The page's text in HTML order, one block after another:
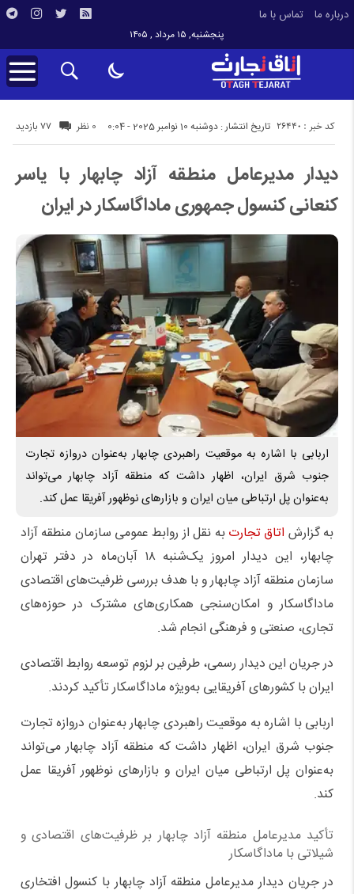
درباره ما تماس با ما
پنجشنبه, ۱۵ مرداد , ۱۴۰۵
تاریخ انتشار : دوشنبه 10 نوامبر 2025 - 0:04 77 بازدید کد خبر : 26440 0 نظر
دیدار مدیرعامل منطقه آزاد چابهار با یاسر
کنعانی کنسول جمهوری ماداگاسکار در ایران
اربابی با اشاره به موقعیت راهبردی چابهار به‌عنوان دروازه تجارت
جنوب شرق ایران، اظهار داشت که منطقه آزاد چابهار می‌تواند
به‌عنوان پل ارتباطی میان ایران و بازارهای نوظهور آفریقا عمل کند.
به گزارش اتاق تجارتبه نقل از روابط عمومی سازمان منطقه آزاد
چابهار، این دیدار امروز یک‌شنبه ۱۸ آبان‌ماه در دفتر تهران
سازمان منطقه آزاد چابهار و با هدف بررسی ظرفیت‌های اقتصادی
ماداگاسکار و امکان‌سنجی همکاری‌های مشترک در حوزه‌های
تجاری، صنعتی و فرهنگی انجام شد.
در جریان این دیدار رسمی، طرفین بر لزوم توسعه روابط اقتصادی
ایران با کشورهای آفریقایی به‌ویژه ماداگاسکار تأکید کردند.
اربابی با اشاره به موقعیت راهبردی چابهار به‌عنوان دروازه تجارت
جنوب شرق ایران، اظهار داشت که منطقه آزاد چابهار می‌تواند
به‌عنوان پل ارتباطی میان ایران و بازارهای نوظهور آفریقا عمل
کند.
تأکید مدیرعامل منطقه آزاد چابهار بر ظرفیت‌های اقتصادی و
شیلاتی با ماداگاسکار
در جریان دیدار مدیرعامل منطقه آزاد چابهار با کنسول افتخاری